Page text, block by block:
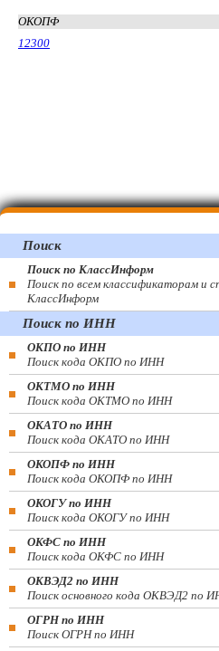
ОКОПФ
12300
Поиск
Поиск по КлассИнформ
Поиск по всем классификаторам и
КлассИнформ
Поиск по ИНН
ОКПО по ИНН
Поиск кода ОКПО по ИНН
ОКТМО по ИНН
Поиск кода ОКТМО по ИНН
ОКАТО по ИНН
Поиск кода ОКАТО по ИНН
ОКОПФ по ИНН
Поиск кода ОКОПФ по ИНН
ОКОГУ по ИНН
Поиск кода ОКОГУ по ИНН
ОКФС по ИНН
Поиск кода ОКФС по ИНН
ОКВЭД2 по ИНН
Поиск основного кода ОКВЭД2 по
ОГРН по ИНН
Поиск ОГРН по ИНН